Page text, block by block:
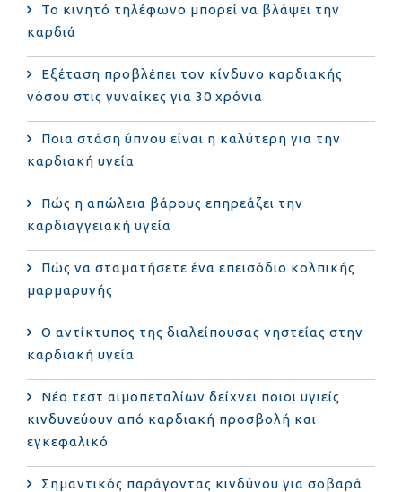
Το κινητό τηλέφωνο μπορεί να βλάψει την
καρδιά
Eξέταση προβλέπει τον κίνδυνο καρδιακής
νόσου στις γυναίκες για 30 χρόνια
Ποια στάση ύπνου είναι η καλύτερη για την
καρδιακή υγεία
Πώς η απώλεια βάρους επηρεάζει την
καρδιαγγειακή υγεία
Πώς να σταματήσετε ένα επεισόδιο κολπικής
μαρμαρυγής
Ο αντίκτυπος της διαλείπουσας νηστείας στην
καρδιακή υγεία
Νέο τεστ αιμοπεταλίων δείχνει ποιοι υγιείς
κινδυνεύουν από καρδιακή προσβολή και
εγκεφαλικό
Σημαντικός παράγοντας κινδύνου για σοβαρά